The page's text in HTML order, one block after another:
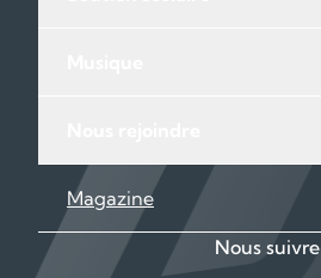
Magazine
Nous suivre